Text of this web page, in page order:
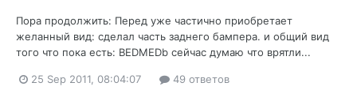
Пора продолжить: Перед уже частично приобретает
желанный вид: сделал часть заднего бампера. и общий вид
того что пока есть: BEDMEDb сейчас думаю что врятли...
25 Sep 2011, 08:04:07 49 ответов